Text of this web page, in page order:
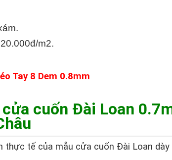
m2.
Tay 8 Dem 0.8mm
cuốn Đài Loan
thực tế của mẫu cửa cuốn Đài Loan dày